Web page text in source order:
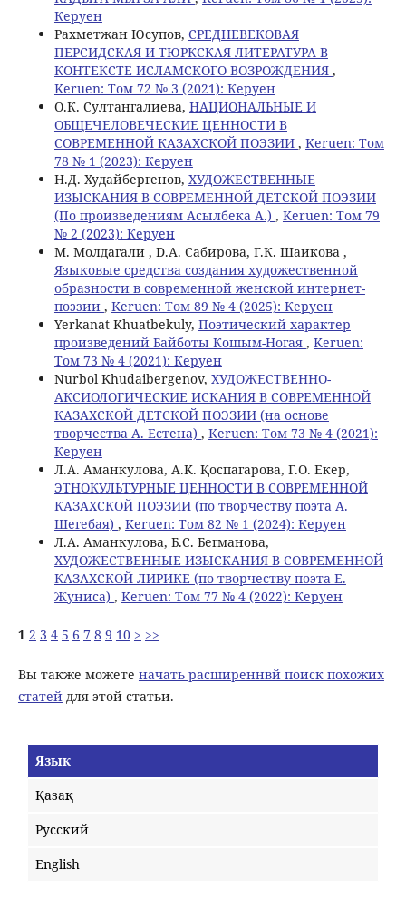
Керуен
Рахметжан Юсупов, СРЕДНЕВЕКОВАЯ
ПЕРСИДСКАЯ И ТЮРКСКАЯ ЛИТЕРАТУРА В
КОНТЕКСТЕ ИСЛАМСКОГО ВОЗРОЖДЕНИЯ ,
Keruen: Том 72 № 3 (2021): Керуен
О.К. Султангалиева, НАЦИОНАЛЬНЫЕ И
ОБЩЕЧЕЛОВЕЧЕСКИЕ ЦЕННОСТИ В
СОВРЕМЕННОЙ КАЗАХСКОЙ ПОЭЗИИ , Keruen: Том
78 № 1 (2023): Керуен
Н.Д. Худайбергенов, ХУДОЖЕСТВЕННЫЕ
ИЗЫСКАНИЯ В СОВРЕМЕННОЙ ДЕТСКОЙ ПОЭЗИИ
(По произведениям Асылбека А.) , Keruen: Том 79
№ 2 (2023): Керуен
М. Молдагали , D.А. Сабирова, Г.К. Шаикова ,
Языковые средства создания художественной
образности в современной женской интернет-
поэзии , Keruen: Том 89 № 4 (2025): Керуен
Yerkanat Khuatbekuly, Поэтический характер
произведений Байботы Кошым-Ногая , Keruen:
Том 73 № 4 (2021): Керуен
Nurbol Khudaibergenov, ХУДОЖЕСТВЕННО-
АКСИОЛОГИЧЕСКИЕ ИСКАНИЯ В СОВРЕМЕННОЙ
КАЗАХСКОЙ ДЕТСКОЙ ПОЭЗИИ (на основе
творчества А. Естена) , Keruen: Том 73 № 4 (2021):
Керуен
Л.А. Аманкулова, A.K. Қоспагарова, Г.О. Екер,
ЭТНОКУЛЬТУРНЫЕ ЦЕННОСТИ В СОВРЕМЕННОЙ
КАЗАХСКОЙ ПОЭЗИИ (по творчеству поэта А.
Шегебая) , Keruen: Том 82 № 1 (2024): Керуен
Л.А. Аманкулова, Б.С. Бегманова,
ХУДОЖЕСТВЕННЫЕ ИЗЫСКАНИЯ В СОВРЕМЕННОЙ
КАЗАХСКОЙ ЛИРИКЕ (по творчеству поэта Е.
Жуниса) , Keruen: Том 77 № 4 (2022): Керуен
1 2 3 4 5 6 7 8 9 10 > >>
Вы также можете начать расширеннвй поиск похожих
статейдля этой статьи.
Язык
Қазақ
Русский
English